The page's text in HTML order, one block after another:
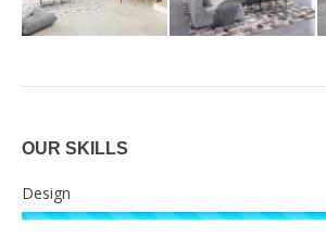
OUR SKILLS
Design